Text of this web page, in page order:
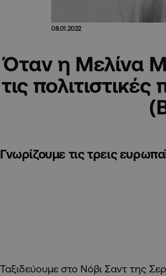
08.01.2022
Όταν η Μελίνα
τις
Γνωρίζουμε τις τρεις
Ταξιδεύουμε στο Νόβι Σαντ της